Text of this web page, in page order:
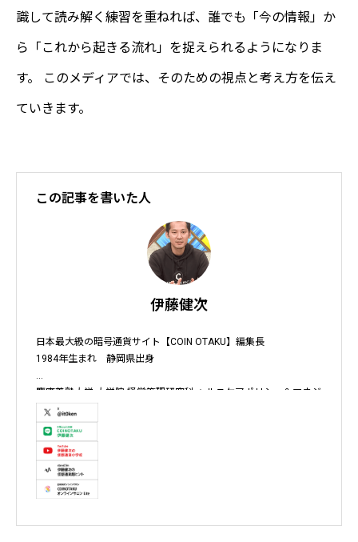
識して読み解く練習を重ねれば、誰でも「今の情報」か
ら「これから起きる流れ」を捉えられるようになりま
す。 このメディアでは、そのための視点と考え方を伝え
ていきます。
この記事を書いた人
伊藤健次
日本最大級の暗号通貨サイト【COIN OTAKU】編集長
1984年生まれ　静岡県出身
慶應義塾大学 大学院 経営管理研究科 ヘルスケアポリシー＆マネジ
メント集中コース終了
株式会社ソクラテス 代表取締役 / 国内企業暗号資産事業顧問 / 暗
号資産取引所アドバイザー / 暗号資産投資アナリスト / Fintechコ
ンサルタント / 暗号資産非公式アーティスト /YouTuber
テレビ東京WBS出演　テレビ東京モーニングサテライト出演
他各メディア取材、出演